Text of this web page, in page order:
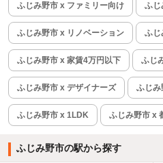
ふじみ野市 x ファミリー向け ふじ
ふじみ野市 x リノベーション ふじ
ふじみ野市 x 家賃4万円以下 ふじ
ふじみ野市 x デザイナーズ ふじ
ふじみ野市 x 1LDK ふじみ野市 x
ふじみ野市の駅から探す